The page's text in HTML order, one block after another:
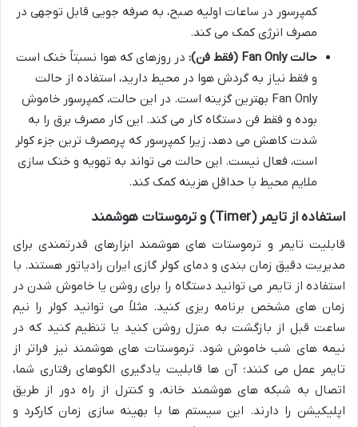
کمپرسور در ساعات اولیه صبح، به صرفه جویی قابل توجهی در
مصرف انرژی کمک می کند.
حالت Fan Only (فقط فن):
در روزهای که هوا نسبتاً خنک است
و فقط نیاز به گردش هوا در محیط دارید، استفاده از حالت
Fan Only بهترین گزینه است. در این حالت، کمپرسور خاموش
بوده و فقط فن دستگاه کار می کند. این کار مصرف برق را به
شدت کاهش می دهد، زیرا کمپرسور که پرمصرف ترین جزء کولر
است، فعال نیست. این حالت می تواند به تهویه و خنک سازی
ملایم محیط با حداقل هزینه کمک کند.
استفاده از تایمر (Timer) و ترموستات هوشمند
قابلیت تایمر و ترموستات های هوشمند ابزارهای قدرتمندی برای
مدیریت دقیق زمان بندی و دمای کولر گازی ایران رادیاتور هستند. با
استفاده از تایمر می توانید دستگاه را برای روشن یا خاموش شدن در
زمان های مشخص برنامه ریزی کنید. مثلاً می توانید کولر را نیم
ساعت قبل از بازگشت به منزل روشن کنید یا تنظیم کنید که در
نیمه های شب خاموش شود. ترموستات های هوشمند نیز فراتر از
تایمر عمل می کنند؛ آن ها قابلیت یادگیری الگوهای رفتاری شما،
اتصال به شبکه های هوشمند خانه، و کنترل از راه دور از طریق
اپلیکیشن را دارند. این سیستم ها با بهینه سازی زمان کارکرد و